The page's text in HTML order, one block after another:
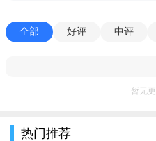
2、为你提供最新的工会资
全部 好评 中评
暂无
热门推荐